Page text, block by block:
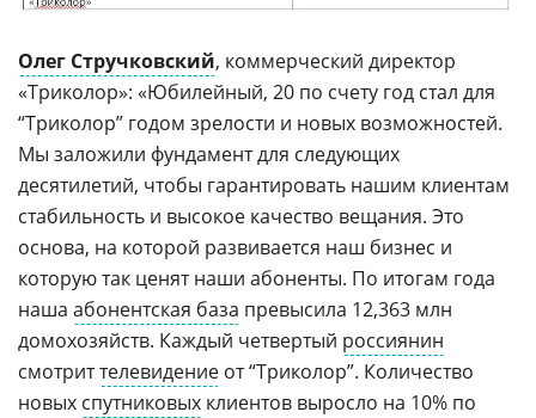
Олег Стручковский, коммерческий директор
«Триколор»: «Юбилейный, 20 по счету год стал для
“Триколор” годом зрелости и новых возможностей.
Мы заложили фундамент для следующих
десятилетий, чтобы гарантировать нашим клиентам
стабильность и высокое качество вещания. Это
основа, на которой развивается наш бизнес и
которую так ценят наши абоненты. По итогам года
наша абонентская база превысила 12,363 млн
домохозяйств. Каждый четвертый россиянин
смотриттелевидение от “Триколор”. Количество
новых спутниковых клиентов выросло на 10% по